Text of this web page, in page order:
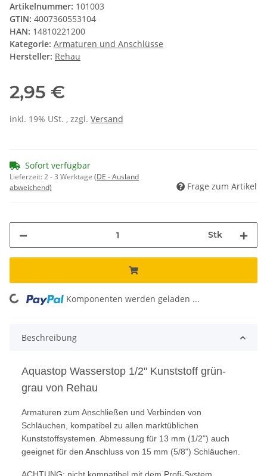
Artikelnummer: 101003
GTIN: 4007360553104
HAN: 14810221200
Kategorie: Armaturen und Anschlüsse
Hersteller: Rehau
2,95 €
inkl. 19% USt. , zzgl. Versand
Sofort verfügbar
Lieferzeit:2 - 3 Werktage (DE - Ausland
abweichend)
Frage zum Artikel
Stk
Loading... Komponenten werden geladen ...
Beschreibung
Aquastop Wasserstop 1/2" Kunststoff grün-
grau von Rehau
Armaturen zum Anschließen und Verbinden von
Schläuchen, kompatibel zu allen marktüblichen
Kunststoffsystemen. Abmessung für 13 mm (1/2") auch
geeignet für den Anschluss von 15 mm (5/8") Schläuchen.